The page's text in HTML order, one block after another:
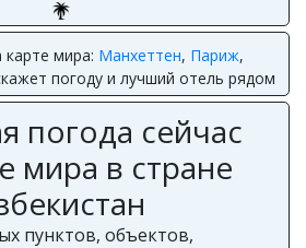
мира: Манхеттен, Париж,
погоду и лучший отель рядом
погода сейчас
мира в стране
пунктов, объектов,